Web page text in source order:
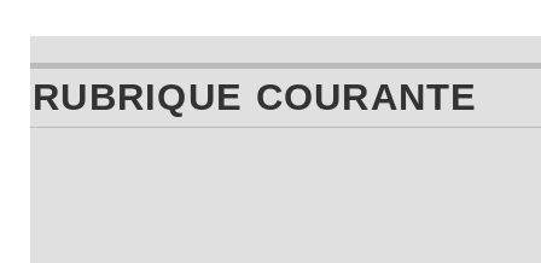
RUBRIQUE COURANTE